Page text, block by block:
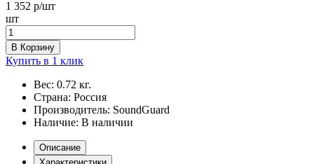
1 352 р/шт
шт
В Корзину
Купить в 1 клик
Вес: 0.72 кг.
Страна: Россия
Производитель: SoundGuard
Наличие: В наличии
Описание